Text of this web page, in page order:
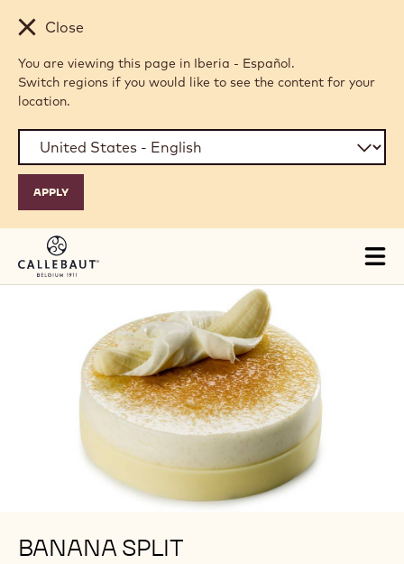
Skip to main content
Close
You are viewing this page in Iberia - Español.
Switch regions if you would like to see the content for your
location.
BANANA SPLIT